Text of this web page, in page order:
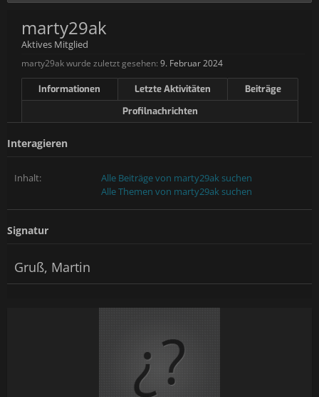
marty29ak
Aktives Mitglied
marty29ak wurde zuletzt gesehen: 9. Februar 2024
Informationen Letzte Aktivitäten
Beiträge
Profilnachrichten
Interagieren
Inhalt:
Alle Beiträge von marty29ak suchen
Alle Themen von marty29ak suchen
Signatur
Gruß, Martin